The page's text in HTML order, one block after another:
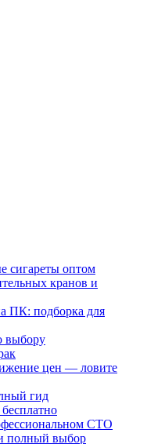
сигареты оптом
кранов и
ПК: подборка для
выбору
цен — ловите
гид
СТО
полный выбор